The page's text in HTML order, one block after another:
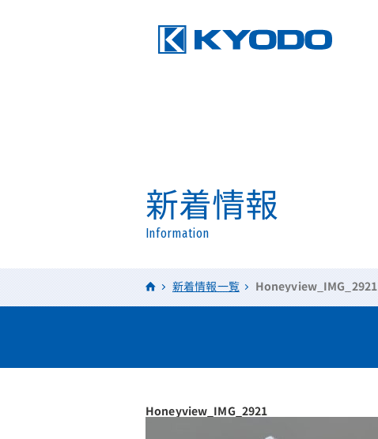
新着情報
Information
HOME新着情報一覧 Honeyview_IMG_2921
Honeyview_IMG_2921